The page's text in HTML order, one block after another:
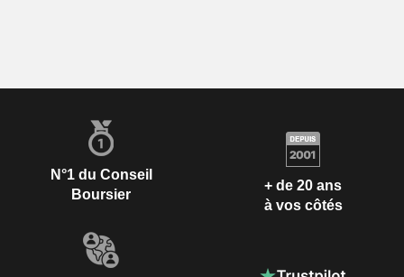
N°1 du Conseil
Boursier
+ de 20 ans
à vos côtés